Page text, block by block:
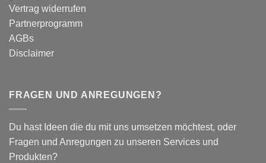
Vertrag widerrufen
Partnerprogramm
AGBs
Disclaimer
FRAGEN UND ANREGUNGEN?
Du hast Ideen die du mit uns umsetzen möchtest, oder
Fragen und Anregungen zu unseren Services und
Produkten?